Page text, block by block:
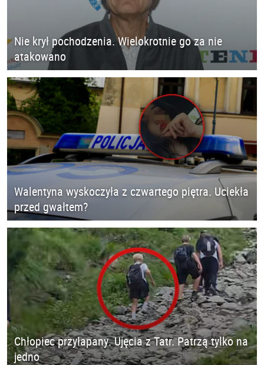
Nie krył pochodzenia. Wielokrotnie go za nie
atakowano
Walentyna wyskoczyła z czwartego piętra. Uciekła
przed gwałtem?
Chłopiec przyłapany. Ujęcia z Tatr. Patrzą tylko na
jedno